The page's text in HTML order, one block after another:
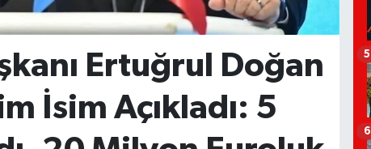
Ertuğrul Doğan
İsim Açıkladı: 5
5
6